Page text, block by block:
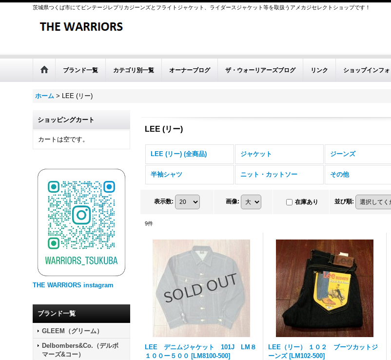
茨城県つくば市にてビンテージレプリカジーンズとフライトジャケット、ライダースジャケット等を取扱うアメカジセレクトショップです！
ブランド一覧 カテゴリ別一覧 オーナーブログ ザ・ウォーリアーズブログ リンク ショップインフォ
ホーム > LEE (リー)
ショッピングカート
カートは空です。
THE WARRIORS instagram
ブランド一覧
GLEEM（グリーム）
Delbombers&Co.（デルボ
マーズ&コー）
LEE (リー)
LEE (リー) (全商品) ジャケット ジーンズ
半袖シャツ ニット・カットソー その他
表示数: 画像: 在庫あり 並び順:
9件
LEE デニムジャケット 101J LM８
１００ー５００ [LM8100-500]
LEE（リー） １０２ ブーツカットジ
ーンズ [LM102-500]